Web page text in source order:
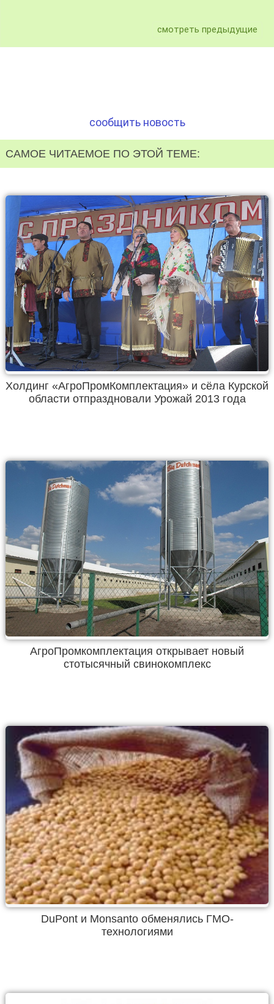
смотреть предыдущие
сообщить новость
САМОЕ ЧИТАЕМОЕ ПО ЭТОЙ ТЕМЕ:
Холдинг «АгроПромКомплектация» и сёла Курской
области отпраздновали Урожай 2013 года
АгроПромкомплектация открывает новый
стотысячный свинокомплекс
DuPont и Monsanto обменялись ГМО-
технологиями